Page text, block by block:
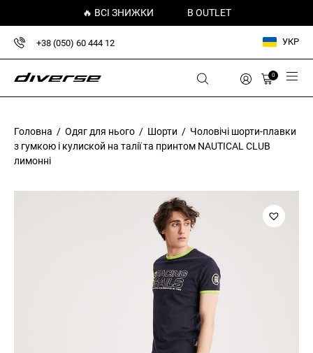
🔥 ВСІ ЗНИЖКИ В OUTLET
+38 (050) 60 444 12 УКР
0
Головна / Одяг для нього / Шорти / Чоловічі шорти-плавки
з гумкою і кулиской на талії та принтом NAUTICAL CLUB
лимонні